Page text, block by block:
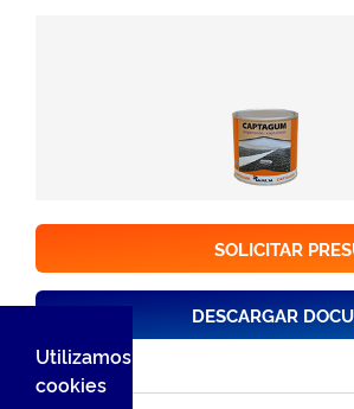
Utilizamos
cookies
SOLICITAR
DESCARGAR